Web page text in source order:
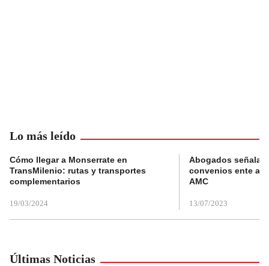
Lo más leído
Cómo llegar a Monserrate en
TransMilenio: rutas y transportes
complementarios
19/03/2024
Abogados
convenios ente
AMC
13/07/2023
Últimas Noticias